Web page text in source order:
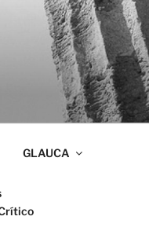
GLAUCA